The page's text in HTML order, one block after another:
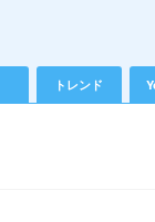
トレンド